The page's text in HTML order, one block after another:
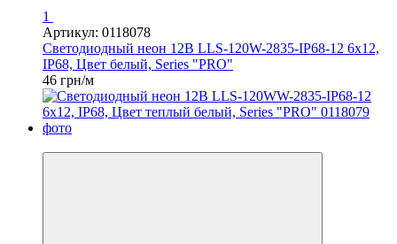
1
Артикул: 0118078
Светодиодный неон 12В LLS-120W-2835-IP68-12 6x12,
IP68, Цвет белый, Series "PRO"
46 грн/м